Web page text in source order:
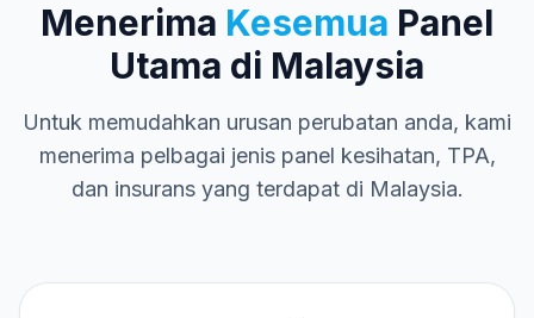
Menerima Kesemua Panel
Utama di Malaysia
Untuk memudahkan urusan perubatan anda, kami
menerima pelbagai jenis panel kesihatan, TPA,
dan insurans yang terdapat di Malaysia.